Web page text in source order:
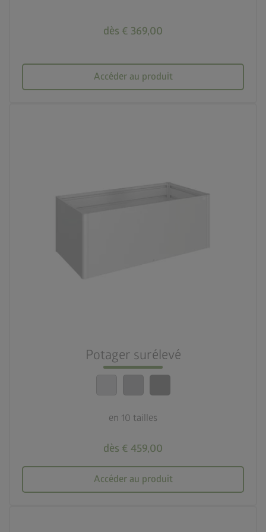
dès € 369,00
Accéder au produit
Potager surélevé
en 10 tailles
dès € 459,00
Accéder au produit
calendar_month
20 ans de garantie